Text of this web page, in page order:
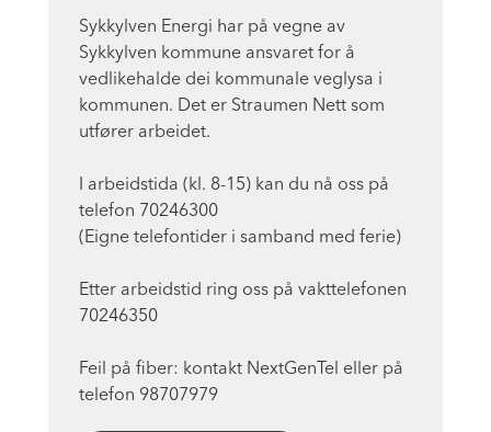
Sykkylven Energi har på vegne av
Sykkylven kommune ansvaret for å
vedlikehalde dei kommunale veglysa i
kommunen. Det er Straumen Nett som
utfører arbeidet.
I arbeidstida (kl. 8-15) kan du nå oss på
telefon 70246300
(Eigne telefontider i samband med ferie)
Etter arbeidstid ring oss på vakttelefonen
70246350
Feil på fiber: kontakt NextGenTel eller på